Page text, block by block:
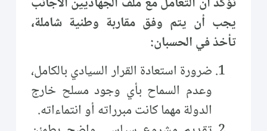
يجب أن يتم وفق مقاربة وطنية شاملة،
تأخذ في الحسبان:
ضرورة استعادة القرار السيادي بالكامل،
وعدم السماح بأي وجود مسلح خارج
الدولة مهما كانت مبرراته أو انتماءاته.